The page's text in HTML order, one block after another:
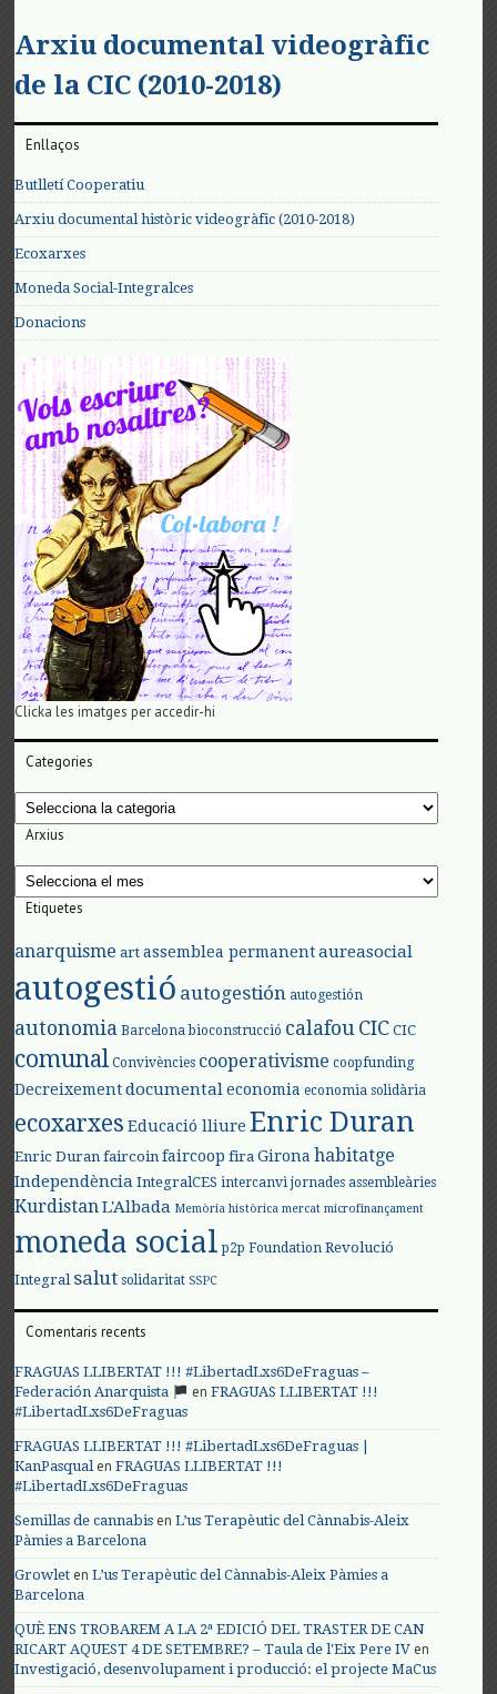
Arxiu documental videogràfic
de la CIC (2010-2018)
Enllaços
Butlletí Cooperatiu
Arxiu documental històric videogràfic (2010-2018)
Ecoxarxes
Moneda Social-Integralces
Donacions
Clicka les imatges per accedir-hi
Categories
Categories
Arxius
Arxius
Etiquetes
anarquisme art assemblea permanent aureasocial
autogestió autogestión autogestión
autonomia Barcelona bioconstrucció calafouCIC CIC
comunal Convivències cooperativisme coopfunding
Decreixement documental economia economia solidària
ecoxarxes Educació lliure Enric Duran
Enric Duran faircoin faircoop fira Girona habitatge
Independència IntegralCES intercanvi jornades assembleàries
KurdistanL'Albada Memòria històrica mercat microfinançament
moneda social p2p Foundation Revolució
Integral salut solidaritat SSPC
Comentaris recents
FRAGUAS LLIBERTAT !!! #LibertadLxs6DeFraguas –
Federación Anarquista
enFRAGUAS LLIBERTAT !!!
#LibertadLxs6DeFraguas
FRAGUAS LLIBERTAT !!! #LibertadLxs6DeFraguas |
KanPasqualenFRAGUAS LLIBERTAT !!!
#LibertadLxs6DeFraguas
Semillas de cannabis enL’us Terapèutic del Cànnabis-Aleix
Pàmies a Barcelona
Growlet enL’us Terapèutic del Cànnabis-Aleix Pàmies a
Barcelona
QUÈ ENS TROBAREM A LA 2ª EDICIÓ DEL TRASTER DE CAN
RICART AQUEST 4 DE SETEMBRE? – Taula de l'Eix Pere IV en
Investigació, desenvolupament i producció: el projecte MaCus